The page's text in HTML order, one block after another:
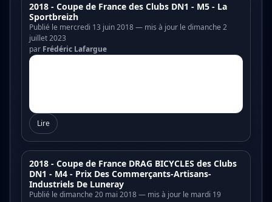
2018 - Coupe de France des Clubs DN1 - M5 - La
Sportbreizh
Publié le mercredi 13 juin 2018 — mis à jour le dimanche 2
juillet 2023
par Frédéric Lafargue
Lire
2018 - Coupe de France DRAG BICYCLES des Clubs
DN1 - M4 - Prix Des Commerçants-Artisans-
Industriels De Luneray
Publié le dimanche 20 mai 2018 — mis à jour le mardi 19